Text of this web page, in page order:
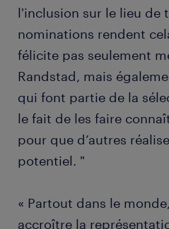
l'inclusion sur le lieu de
nominations rendent
félicite pas seulement
Randstad, mais
qui font partie de la
le fait de les faire
pour que d’autres
potentiel. "
« Partout dans le
accroître la